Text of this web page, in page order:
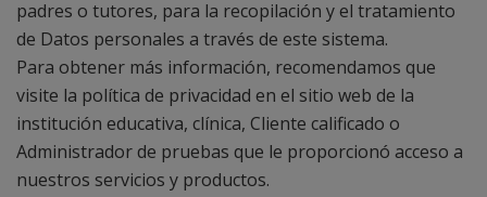
padres o tutores, para la recopilación y el tratamiento
de Datos personales a través de este sistema.
Para obtener más información, recomendamos que
visite la política de privacidad en el sitio web de la
institución educativa, clínica, Cliente calificado o
Administrador de pruebas que le proporcionó acceso a
nuestros servicios y productos.